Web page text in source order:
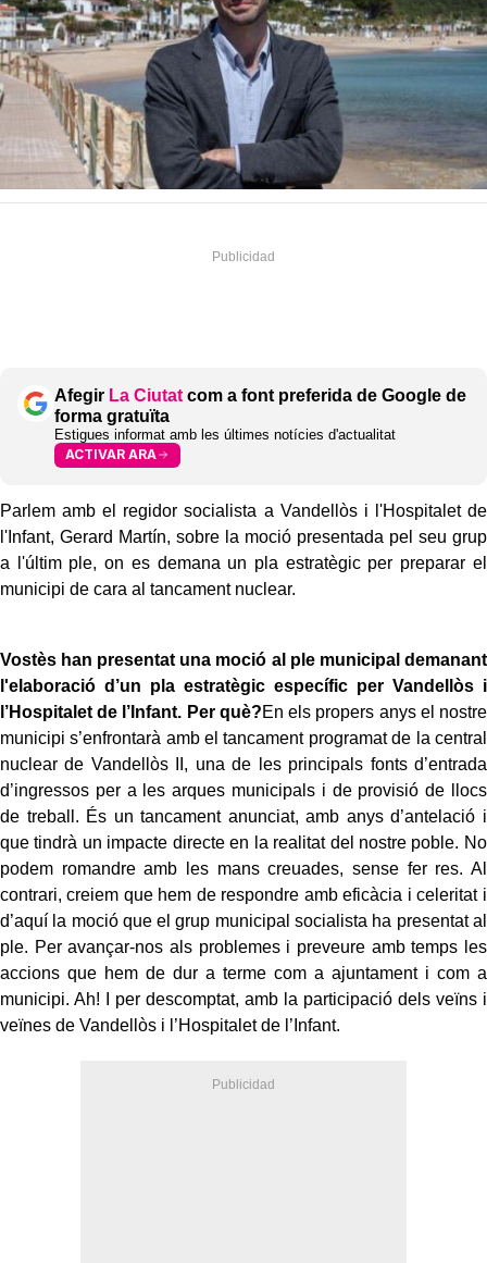
Afegir La Ciutat com a font preferida de Google de
forma gratuïta
Estigues informat amb les últimes notícies d'actualitat
ACTIVAR ARA
Parlem amb el regidor socialista a Vandellòs i l'Hospitalet de
l'Infant, Gerard Martín, sobre la moció presentada pel seu grup
a l'últim ple, on es demana un pla estratègic per preparar el
municipi de cara al tancament nuclear.
Vostès han presentat una moció al ple municipal demanant
l'elaboració d’un pla estratègic específic per Vandellòs i
l’Hospitalet de l’Infant. Per què?En els propers anys el nostre
municipi s’enfrontarà amb el tancament programat de la central
nuclear de Vandellòs II, una de les principals fonts d’entrada
d’ingressos per a les arques municipals i de provisió de llocs
de treball. És un tancament anunciat, amb anys d’antelació i
que tindrà un impacte directe en la realitat del nostre poble. No
podem romandre amb les mans creuades, sense fer res. Al
contrari, creiem que hem de respondre amb eficàcia i celeritat i
d’aquí la moció que el grup municipal socialista ha presentat al
ple. Per avançar-nos als problemes i preveure amb temps les
accions que hem de dur a terme com a ajuntament i com a
municipi. Ah! I per descomptat, amb la participació dels veïns i
veïnes de Vandellòs i l’Hospitalet de l’Infant.